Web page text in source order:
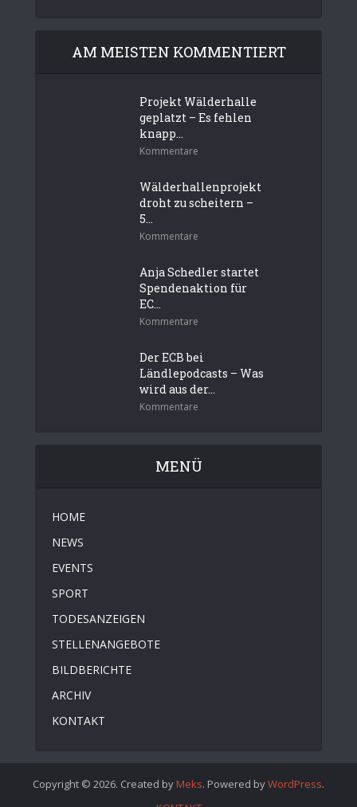
AM MEISTEN KOMMENTIERT
Projekt Wälderhalle
geplatzt – Es fehlen
knapp...
Kommentare
Wälderhallenprojekt
droht zu scheitern –
5...
Kommentare
Anja Schedler startet
Spendenaktion für
EC...
Kommentare
Der ECB bei
Ländlepodcasts – Was
wird aus der...
Kommentare
MENÜ
HOME
NEWS
EVENTS
SPORT
TODESANZEIGEN
STELLENANGEBOTE
BILDBERICHTE
ARCHIV
KONTAKT
Copyright © 2026. Created by Meks. Powered byWordPress.